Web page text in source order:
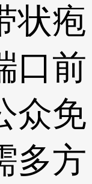
状疱
口前
众免
多方